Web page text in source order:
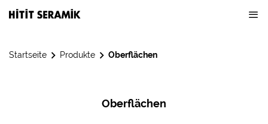
Startseite Produkte Oberflächen
Oberflächen